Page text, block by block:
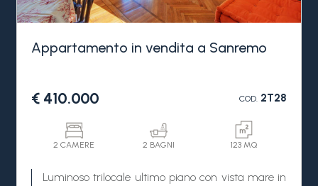
Appartamento in vendita a Sanremo
€ 410.000 COD.2T28
2 CAMERE 2 BAGNI 123 MQ
Luminoso trilocale ultimo piano con vista mare in